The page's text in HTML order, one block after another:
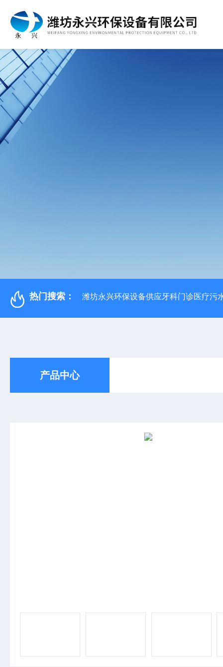
热门搜索： 潍坊永兴环保设备供应牙科门诊医疗污
产品中心